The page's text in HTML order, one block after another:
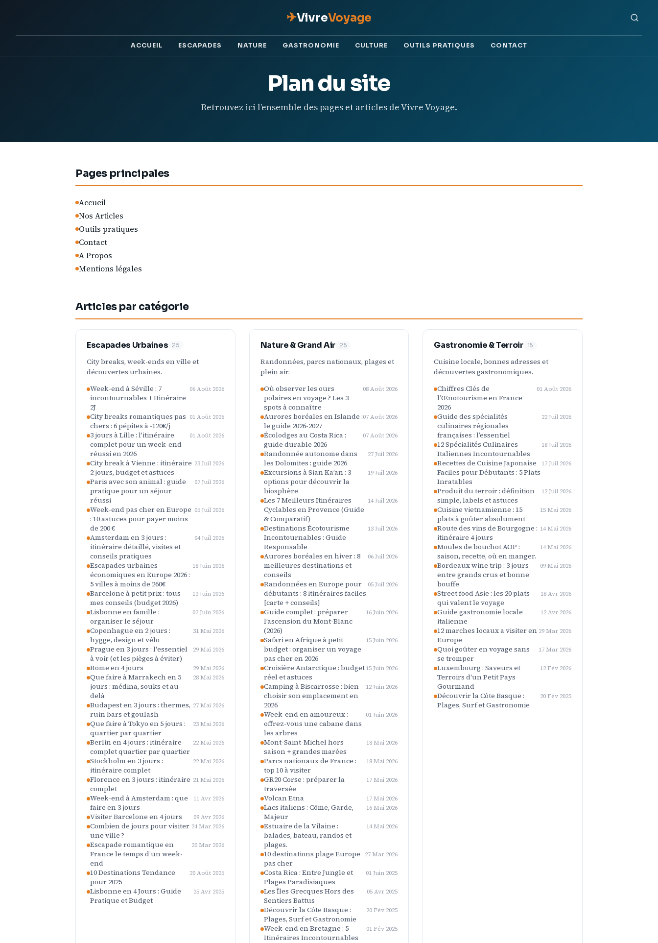
✈VivreVoyage
ACCUEIL ESCAPADES NATURE GASTRONOMIE CULTURE OUTILS PRATIQUES CONTACT
Plan du site
Retrouvez ici l’ensemble des pages et articles de Vivre Voyage.
Pages principales
Accueil
Nos Articles
Outils pratiques
Contact
A Propos
Mentions légales
Articles par catégorie
Escapades Urbaines 25
City breaks, week-ends en ville et
découvertes urbaines.
Week-end à Séville : 7
incontournables + Itinéraire
2J
06 Août 2026
City breaks romantiques pas
chers : 6 pépites à -120€/j
01 Août 2026
3 jours à Lille : l'itinéraire
complet pour un week-end
réussi en 2026
01 Août 2026
City break à Vienne : itinéraire
2 jours, budget et astuces
23 Juil 2026
Paris avec son animal : guide
pratique pour un séjour
réussi
07 Juil 2026
Week-end pas cher en Europe
: 10 astuces pour payer moins
de 200 €
05 Juil 2026
Amsterdam en 3 jours :
itinéraire détaillé, visites et
conseils pratiques
04 Juil 2026
Escapades urbaines
économiques en Europe 2026 :
5 villes à moins de 260€
18 Juin 2026
Barcelone à petit prix : tous
mes conseils (budget 2026)
12 Juin 2026
Lisbonne en famille :
organiser le séjour
07 Juin 2026
Copenhague en 2 jours :
hygge, design et vélo
31 Mai 2026
Prague en 3 jours : l'essentiel
à voir (et les pièges à éviter)
29 Mai 2026
Rome en 4 jours 29 Mai 2026
Que faire à Marrakech en 5
jours : médina, souks et au-
delà
28 Mai 2026
Budapest en 3 jours : thermes,
ruin bars et goulash
27 Mai 2026
Que faire à Tokyo en 5 jours :
quartier par quartier
23 Mai 2026
Berlin en 4 jours : itinéraire
complet quartier par quartier
22 Mai 2026
Stockholm en 3 jours :
itinéraire complet
22 Mai 2026
Florence en 3 jours : itinéraire
complet
21 Mai 2026
Week-end à Amsterdam : que
faire en 3 jours
11 Avr 2026
Visiter Barcelone en 4 jours 09 Avr 2026
Combien de jours pour visiter
une ville ?
24 Mar 2026
Escapade romantique en
France le temps d’un week-
end
20 Mar 2026
10 Destinations Tendance
pour 2025
20 Août 2025
Lisbonne en 4 Jours : Guide
Pratique et Budget
25 Avr 2025
Nature & Grand Air 25
Randonnées, parcs nationaux, plages et
plein air.
Où observer les ours
polaires en voyage ? Les 3
spots à connaître
08 Août 2026
Aurores boréales en Islande :
le guide 2026-2027
07 Août 2026
Écolodges au Costa Rica :
guide durable 2026
07 Août 2026
Randonnée autonome dans
les Dolomites : guide 2026
27 Juil 2026
Excursions à Sian Ka’an : 3
options pour découvrir la
biosphère
19 Juil 2026
Les 7 Meilleurs Itinéraires
Cyclables en Provence (Guide
& Comparatif)
14 Juil 2026
Destinations Écotourisme
Incontournables : Guide
Responsable
13 Juil 2026
Aurores boréales en hiver : 8
meilleures destinations et
conseils
06 Juil 2026
Randonnées en Europe pour
débutants : 8 itinéraires faciles
[carte + conseils]
05 Juil 2026
Guide complet : préparer
l’ascension du Mont-Blanc
(2026)
16 Juin 2026
Safari en Afrique à petit
budget : organiser un voyage
pas cher en 2026
15 Juin 2026
Croisière Antarctique : budget
réel et astuces
15 Juin 2026
Camping à Biscarrosse : bien
choisir son emplacement en
2026
12 Juin 2026
Week-end en amoureux :
offrez-vous une cabane dans
les arbres
01 Juin 2026
Mont-Saint-Michel hors
saison + grandes marées
18 Mai 2026
Parcs nationaux de France :
top 10 à visiter
18 Mai 2026
GR20 Corse : préparer la
traversée
17 Mai 2026
Volcan Etna 17 Mai 2026
Lacs italiens : Côme, Garde,
Majeur
16 Mai 2026
Estuaire de la Vilaine :
balades, bateau, randos et
plages.
14 Mai 2026
10 destinations plage Europe
pas cher
27 Mar 2026
Costa Rica : Entre Jungle et
Plages Paradisiaques
01 Juin 2025
Les Îles Grecques Hors des
Sentiers Battus
05 Avr 2025
Découvrir la Côte Basque :
Plages, Surf et Gastronomie
20 Fév 2025
Week-end en Bretagne : 5
Itinéraires Incontournables
01 Fév 2025
Gastronomie & Terroir 15
Cuisine locale, bonnes adresses et
découvertes gastronomiques.
Chiffres Clés de
l’Œnotourisme en France
2026
01 Août 2026
Guide des spécialités
culinaires régionales
françaises : l’essentiel
22 Juil 2026
12 Spécialités Culinaires
Italiennes Incontournables
18 Juil 2026
Recettes de Cuisine Japonaise
Faciles pour Débutants : 5 Plats
Inratables
17 Juil 2026
Produit du terroir : définition
simple, labels et astuces
12 Juil 2026
Cuisine vietnamienne : 15
plats à goûter absolument
15 Mai 2026
Route des vins de Bourgogne :
itinéraire 4 jours
14 Mai 2026
Moules de bouchot AOP :
saison, recette, où en manger.
14 Mai 2026
Bordeaux wine trip : 3 jours
entre grands crus et bonne
bouffe
09 Mai 2026
Street food Asie : les 20 plats
qui valent le voyage
18 Avr 2026
Guide gastronomie locale
italienne
12 Avr 2026
12 marches locaux a visiter en
Europe
29 Mar 2026
Quoi goûter en voyage sans
se tromper
17 Mar 2026
Luxembourg : Saveurs et
Terroirs d'un Petit Pays
Gourmand
12 Fév 2026
Découvrir la Côte Basque :
Plages, Surf et Gastronomie
20 Fév 2025